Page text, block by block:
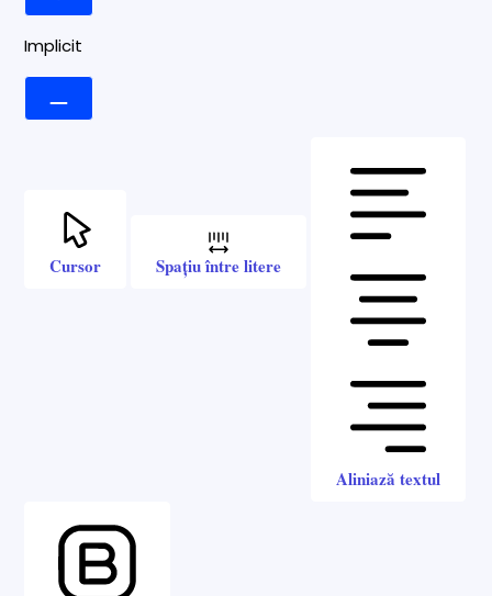
Implicit
Cursor Spațiu între litere
Aliniază textul